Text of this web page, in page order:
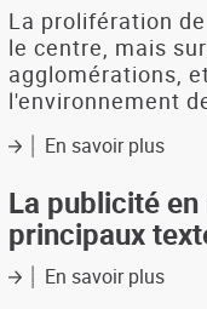
et
faire
de
la
et
La prolifération
le centre, mais
agglomérations,
l'environnement
En savoir plussur
à
un
La publicité
principaux
En savoir plussur